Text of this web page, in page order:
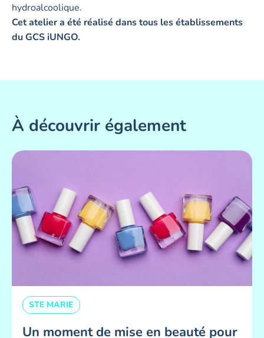
hydroalcoolique.
Cet atelier a été réalisé dans tous les établissements
du GCS iUNGO.
À découvrir également
STE MARIE
Un moment de mise en beauté pour